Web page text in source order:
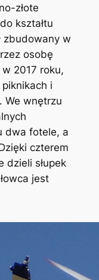
złote
kształtu
zbudowany w
osobę
w 2017 roku,
i
We wnętrzu
dwa fotele, a
czterem
dzieli słupek
jest